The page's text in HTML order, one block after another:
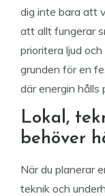
dig inte bara att
att allt fungerar
prioritera ljud
grunden för en
där energin hålls
Lokal,
behöver
När du planerar
teknik och